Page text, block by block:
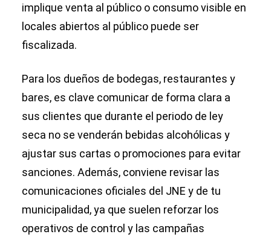
implique venta al público o consumo visible en
locales abiertos al público puede ser
fiscalizada.
Para los dueños de bodegas, restaurantes y
bares, es clave comunicar de forma clara a
sus clientes que durante el periodo de ley
seca no se venderán bebidas alcohólicas y
ajustar sus cartas o promociones para evitar
sanciones. Además, conviene revisar las
comunicaciones oficiales del JNE y de tu
municipalidad, ya que suelen reforzar los
operativos de control y las campañas